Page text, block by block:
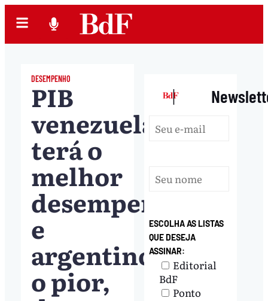
DESEMPENHO
PIB
venezuelano
terá o
melhor
desempenho
e
argentino,
o pior,
|
ESCOLHA AS LISTAS
QUE DESEJA
ASSINAR:
Editorial
BdF
Ponto